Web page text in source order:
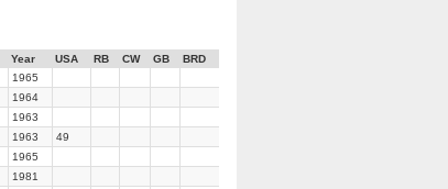
Year USA RB CW GB
BRD
1965
1964
1963
1963
49
1965
1981